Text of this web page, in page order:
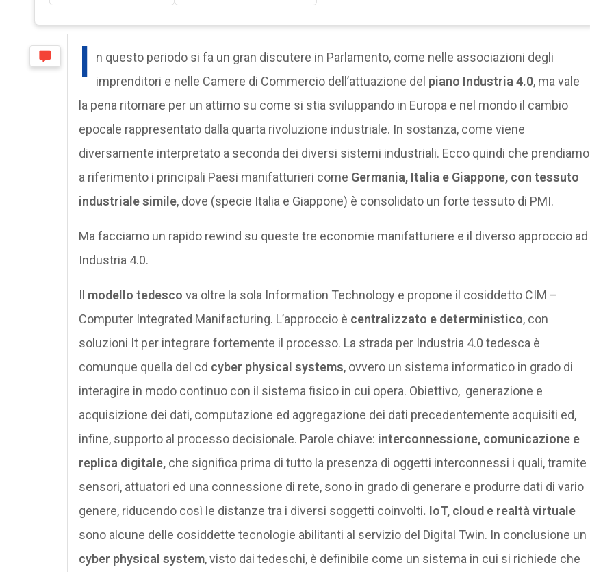
I
n questo periodo si fa un gran discutere in Parlamento, come nelle associazioni degli
imprenditori e nelle Camere di Commercio dell’attuazione del piano Industria 4.0, ma vale
la pena ritornare per un attimo su come si stia sviluppando in Europa e nel mondo il cambio
epocale rappresentato dalla quarta rivoluzione industriale. In sostanza, come viene
diversamente interpretato a seconda dei diversi sistemi industriali. Ecco quindi che prendiamo
a riferimento i principali Paesi manifatturieri come Germania, Italia e Giappone, con tessuto
industriale simile, dove (specie Italia e Giappone) è consolidato un forte tessuto di PMI.
Ma facciamo un rapido rewind su queste tre economie manifatturiere e il diverso approccio ad
Industria 4.0.
Il modello tedesco va oltre la sola Information Technology e propone il cosiddetto CIM –
Computer Integrated Manifacturing. L’approccio è centralizzato e deterministico, con
soluzioni It per integrare fortemente il processo. La strada per Industria 4.0 tedesca è
comunque quella del cd cyber physical systems, ovvero un sistema informatico in grado di
interagire in modo continuo con il sistema fisico in cui opera. Obiettivo, generazione e
acquisizione dei dati, computazione ed aggregazione dei dati precedentemente acquisiti ed,
infine, supporto al processo decisionale. Parole chiave: interconnessione, comunicazione e
replica digitale,che significa prima di tutto la presenza di oggetti interconnessi i quali, tramite
sensori, attuatori ed una connessione di rete, sono in grado di generare e produrre dati di vario
genere, riducendo così le distanze tra i diversi soggetti coinvolti. IoT, cloud e realtà virtuale
sono alcune delle cosiddette tecnologie abilitanti al servizio del Digital Twin. In conclusione un
cyber physical system, visto dai tedeschi, è definibile come un sistema in cui si richiede che